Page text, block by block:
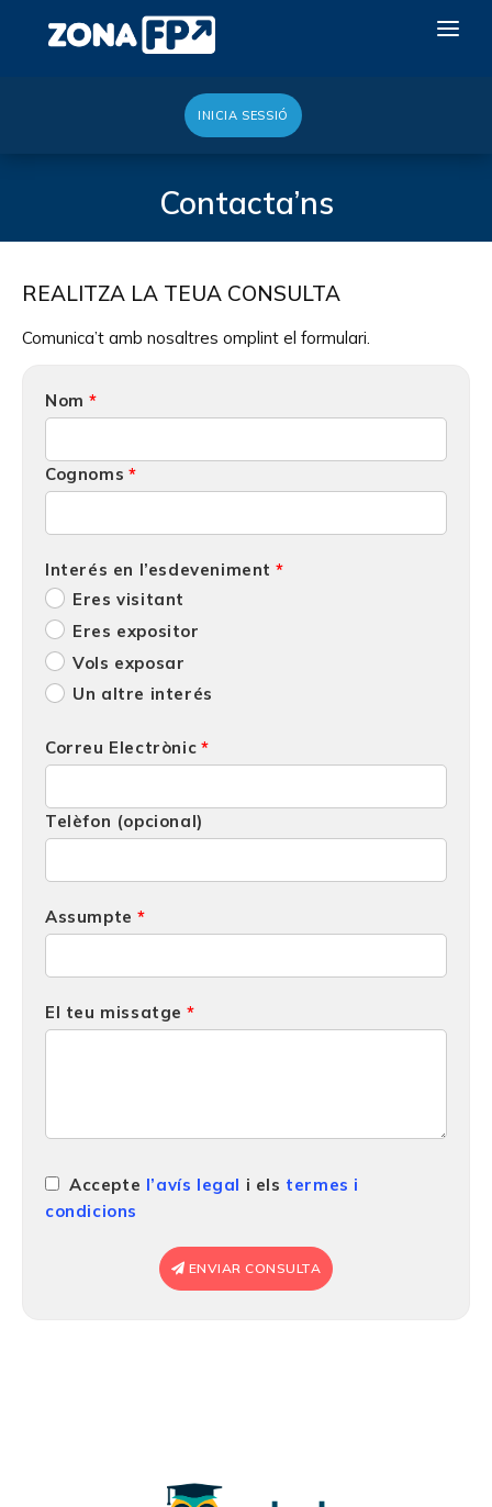
INICIA SESSIÓ
Contacta’ns
REALITZA LA TEUA CONSULTA
Comunica’t amb nosaltres omplint el formulari.
Nom
Cognoms
Interés en l’esdeveniment
Eres visitant
Eres expositor
Vols exposar
Un altre interés
Correu Electrònic
Telèfon (opcional)
Assumpte
El teu missatge
Accepte l’avís legal i els termes i
condicions
ENVIAR CONSULTA